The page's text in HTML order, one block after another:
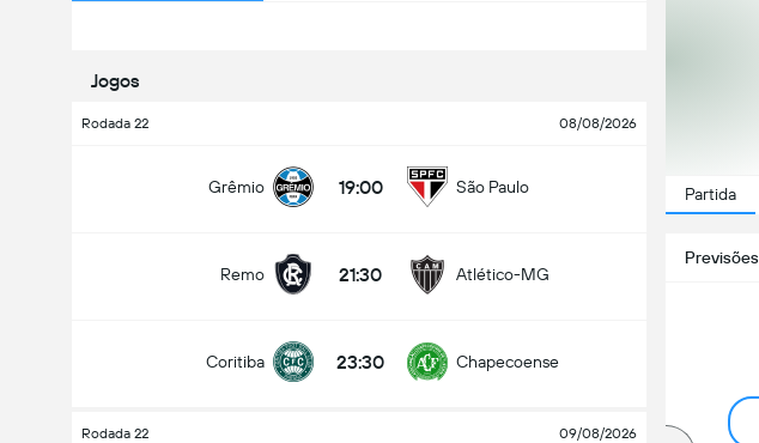
Jogos
Rodada 22 08/08/2026
Grêmio 19:00 São Paulo
Remo 21:30 Atlético-MG
Coritiba 23:30 Chapecoense
Rodada 22 09/08/2026
Partida
Previsões